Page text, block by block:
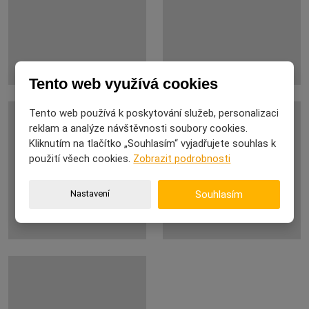
Tento web využívá cookies
Tento web používá k poskytování služeb, personalizaci
reklam a analýze návštěvnosti soubory cookies.
Kliknutím na tlačítko „Souhlasím“ vyjadřujete souhlas k
použití všech cookies. Zobrazit podrobnosti
Nastavení Souhlasím